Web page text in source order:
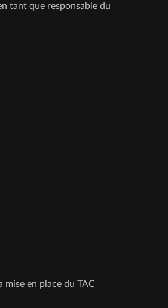
tant que responsable du
en place du TAC